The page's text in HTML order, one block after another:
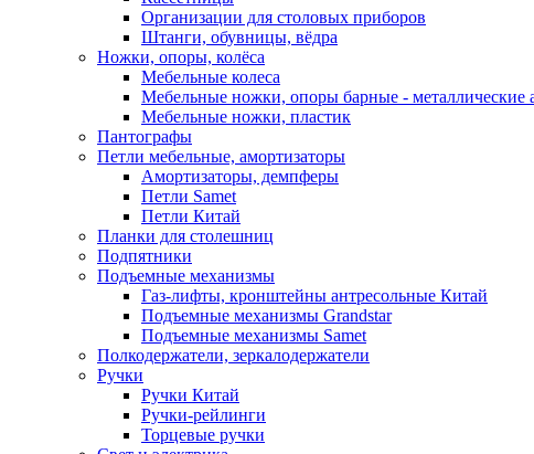
Организации для столовых приборов
Штанги, обувницы, вёдра
Ножки, опоры, колёса
Мебельные колеса
Мебельные ножки, опоры барные -
Мебельные ножки, пластик
Пантографы
Петли мебельные, амортизаторы
Амортизаторы, демпферы
Петли Samet
Петли Китай
Планки для столешниц
Подпятники
Подъемные механизмы
Газ-лифты, кронштейны антресольные Китай
Подъемные механизмы Grandstar
Подъемные механизмы Samet
Полкодержатели, зеркалодержатели
Ручки
Ручки Китай
Ручки-рейлинги
Торцевые ручки